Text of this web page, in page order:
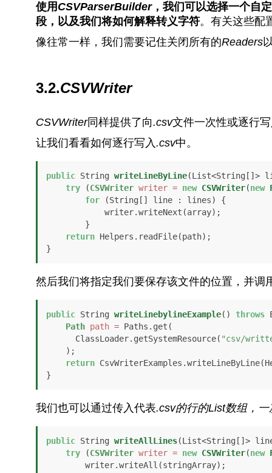
使用 CSVParserBuilder，我们可以选择一个自
段，以及我们将如何解释转义字符。有关这些配
像往常一样，我们需要记住关闭所有的Readers
3.2.CSVWriter
CSVWriter同样提供了向 .csv文件一次性或逐行
让我们看看如何逐行写入 .csv中。
public String writeLineByLine(List<String[]>
try (CSVWriter writer = new CSVWriter(new
for (String[] line : lines) {
return Helpers.readFile(path);
然后我们将指定我们要保存该文件的位置，并调
public String writeLinebylineExample() throws
Path path = Paths.get(
      ClassLoader.getSystemResource(
"csv/
return
}
我们也可以通过传入代表.csv的行的List数组，一
public String writeAllLines(List<String[]>
try (CSVWriter writer = new CSVWriter(new